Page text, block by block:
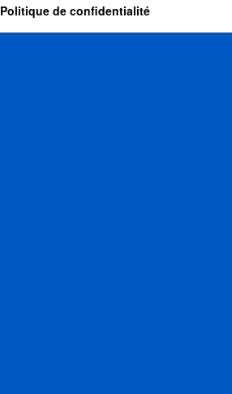
Politique de confidentialité